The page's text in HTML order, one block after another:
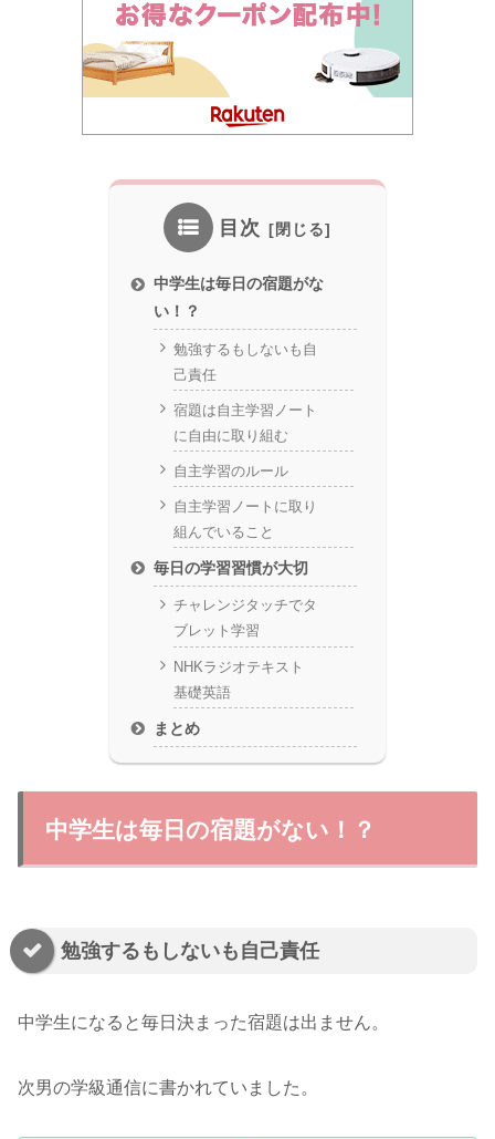
目次
中学生は毎日の宿題がな
い！？
勉強するもしないも自
己責任
宿題は自主学習ノート
に自由に取り組む
自主学習のルール
自主学習ノートに取り
組んでいること
毎日の学習習慣が大切
チャレンジタッチでタ
ブレット学習
NHKラジオテキスト
基礎英語
まとめ
中学生は毎日の宿題がない！？
勉強するもしないも自己責任
中学生になると毎日決まった宿題は出ません。
次男の学級通信に書かれていました。